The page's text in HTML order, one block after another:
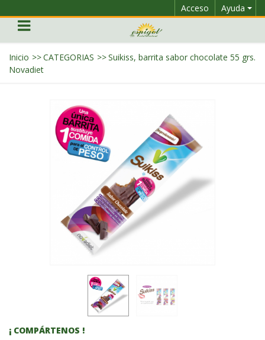
Ayuda
Acceso
Inicio >>CATEGORIAS >>Suikiss, barrita sabor chocolate 55 grs.
Novadiet
¡ COMPÁRTENOS !